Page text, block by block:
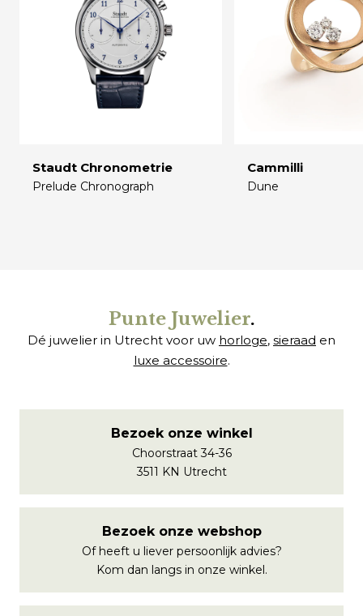
Staudt Chronometrie
Prelude Chronograph
Cammilli
Dune
Punte Juwelier.
Dé juwelier in Utrecht voor uw horloge, sieraad en
luxe accessoire.
Bezoek onze winkel
Choorstraat 34-36
3511 KN Utrecht
Bezoek onze webshop
Of heeft u liever persoonlijk advies?
Kom dan langs in onze winkel.